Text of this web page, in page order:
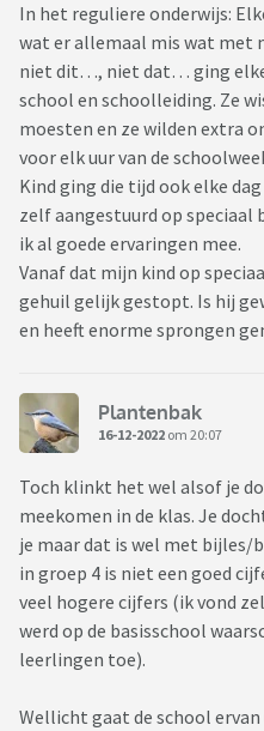
In het reguliere onderwijs:
wat er allemaal mis wat met
niet dit…, niet dat… ging elke
school en schoolleiding. Ze
moesten en ze wilden extra
voor elk uur van de
Kind ging die tijd ook elke
zelf aangestuurd op speciaal
ik al goede ervaringen mee.
Vanaf dat mijn kind op
gehuil gelijk gestopt. Is hij
en heeft enorme sprongen
Plantenbak
16-12-2022 om 20:07
Toch klinkt het wel alsof je
meekomen in de klas. Je
je maar dat is wel met bijles/
in groep 4 is niet een goed
veel hogere cijfers (ik vond
werd op de basisschool
leerlingen toe).
Wellicht gaat de school